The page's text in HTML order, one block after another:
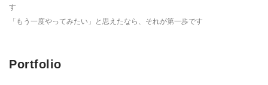
す
「もう一度やってみたい」と思えたなら、それが第一歩です
Portfolio